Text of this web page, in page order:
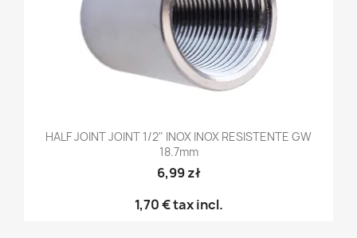
HALF JOINT JOINT 1/2" INOX INOX RESISTENTE GW
18.7mm
6,99 zł
1,70 €tax incl.